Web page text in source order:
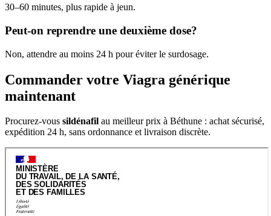
30–60 minutes, plus rapide à jeun.
Peut-on reprendre une deuxième dose?
Non, attendre au moins 24 h pour éviter le surdosage.
Commander votre Viagra générique
maintenant
Procurez-vous sildénafil au meilleur prix à Béthune : achat sécurisé,
expédition 24 h, sans ordonnance et livraison discrète.